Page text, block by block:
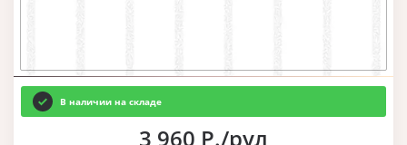
В наличии на складе
3 960 Р./рул